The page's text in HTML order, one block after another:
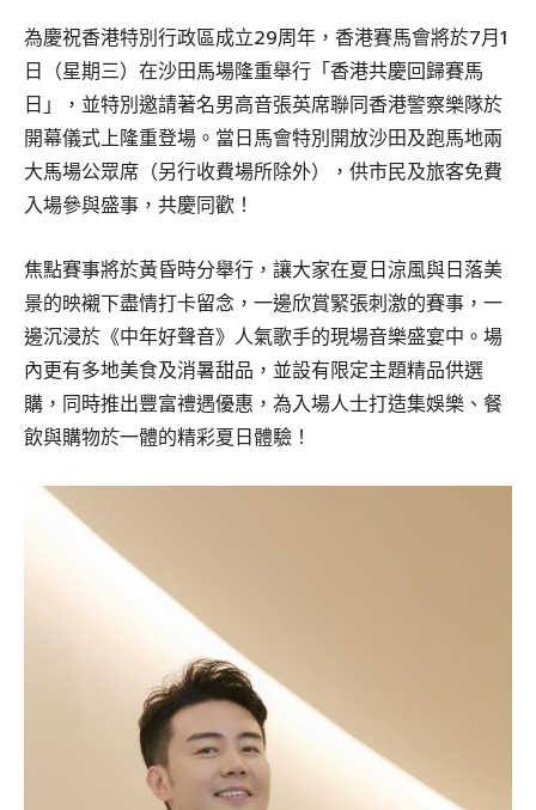
為慶祝香港特別行政區成立29周年，香港賽馬會將於7月1
日（星期三）在沙田馬場隆重舉行「香港共慶回歸賽馬
日」，並特別邀請著名男高音張英席聯同香港警察樂隊於
開幕儀式上隆重登場。當日馬會特別開放沙田及跑馬地兩
大馬場公眾席（另行收費場所除外），供市民及旅客免費
入場參與盛事，共慶同歡！
焦點賽事將於黃昏時分舉行，讓大家在夏日涼風與日落美
景的映襯下盡情打卡留念，一邊欣賞緊張刺激的賽事，一
邊沉浸於《中年好聲音》人氣歌手的現場音樂盛宴中。場
內更有多地美食及消暑甜品，並設有限定主題精品供選
購，同時推出豐富禮遇優惠，為入場人士打造集娛樂、餐
飲與購物於一體的精彩夏日體驗！